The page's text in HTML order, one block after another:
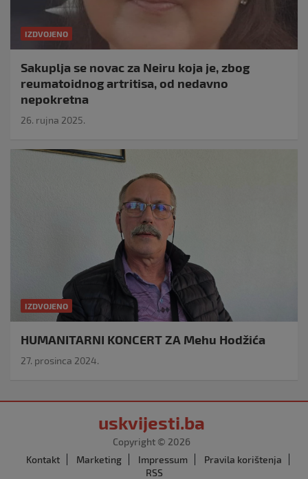
IZDVOJENO
Sakuplja se novac za Neiru koja je, zbog
reumatoidnog artritisa, od nedavno
nepokretna
26. rujna 2025.
IZDVOJENO
HUMANITARNI KONCERT ZA Mehu Hodžića
27. prosinca 2024.
uskvijesti.ba
Copyright © 2026
Kontakt
Marketing Impressum
Pravila korištenja
RSS